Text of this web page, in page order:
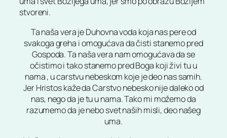
stvoreni.
Ta naša vera je Duhovna voda koja nas pere od
svakoga greha i omogućava da čisti stanemo pred
Gospoda. Ta naša vera nam omogućava da se
očistimo i tako stanemo pred Boga koji živi tu u
nama , u carstvu nebeskom koje je deo nas samih.
Jer Hristos kaže da Carstvo nebesko nije daleko od
nas, nego da je tu u nama. Tako mi možemo da
razumemo da je nebo svet naših misli, deo našeg
uma.